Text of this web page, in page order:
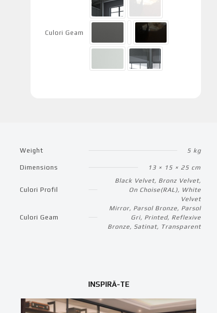
Culori Geam
Weight 5 kg
Dimensions 13 × 15 × 25 cm
Culori Profil
Black Velvet, Bronz Velvet,
On Choise(RAL), White
Velvet
Culori Geam
Mirror, Parsol Bronze, Parsol
Gri, Printed, Reflexive
Bronze, Satinat, Transparent
INSPIRĂ-TE